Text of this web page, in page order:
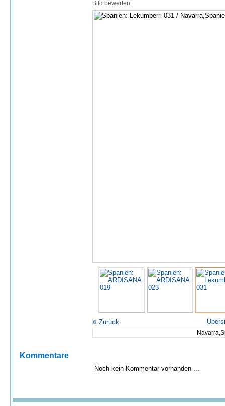
Bild bewerten:
« Zurück
Kommentare
Noch kein Kommentar vorhanden ...